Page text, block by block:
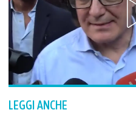
LEGGI ANCHE